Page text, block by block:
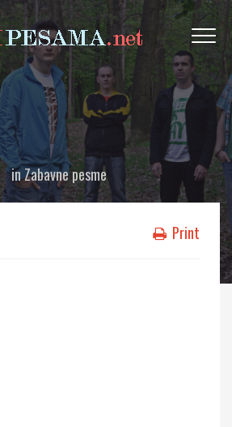
inZabavne pesme
Print